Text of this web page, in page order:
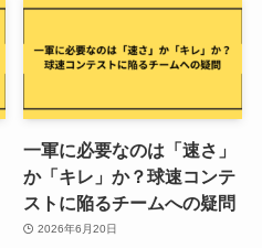
一軍に必要なのは「速さ」
か「キレ」か？球速コンテ
ストに陥るチームへの疑問
2026年6月20日